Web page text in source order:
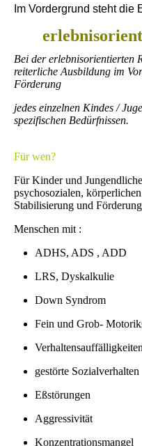
Im Vordergrund steht die
Bei der erlebnisorientierten
reiterliche Ausbildung im
Förderung
jedes einzelnen Kindes /
spezifischen Bedürfnissen.
Für wen?
Für Kinder und
psychosozialen,
Stabilisierung und
Menschen mit :
ADHS, ADS , ADD
LRS, Dyskalkulie
Down Syndrom
Fein und Grob-
Verhaltensauffälligkeiten
gestörte Sozialverhalten
Eßstörungen
Aggressivität
Konzentrationsmangel